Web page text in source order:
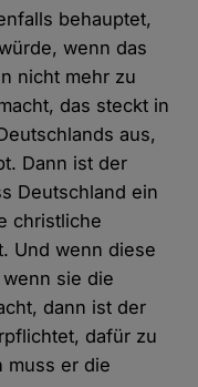
behauptet,
wenn das
nicht mehr zu
das steckt in
aus,
Dann ist der
Deutschland ein
christliche
Und wenn diese
sie die
dann ist der
dafür zu
muss er die